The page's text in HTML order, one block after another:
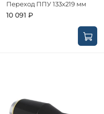
Переход ППУ 133х219 мм
10 091 ₽